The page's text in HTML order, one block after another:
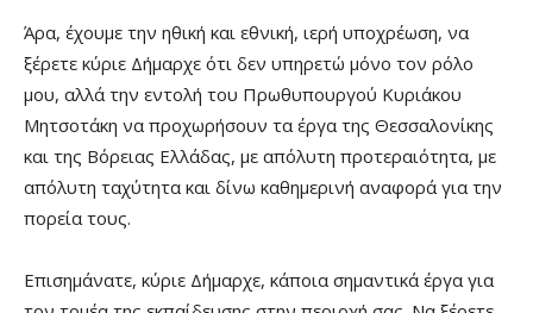
Άρα, έχουμε την ηθική και εθνική, ιερή υποχρέωση, να
ξέρετε κύριε Δήμαρχε ότι δεν υπηρετώ μόνο τον ρόλο
μου, αλλά την εντολή του Πρωθυπουργού Κυριάκου
Μητσοτάκη να προχωρήσουν τα έργα της Θεσσαλονίκης
και της Βόρειας Ελλάδας, με απόλυτη προτεραιότητα, με
απόλυτη ταχύτητα και δίνω καθημερινή αναφορά για την
πορεία τους.
Επισημάνατε, κύριε Δήμαρχε, κάποια σημαντικά έργα για